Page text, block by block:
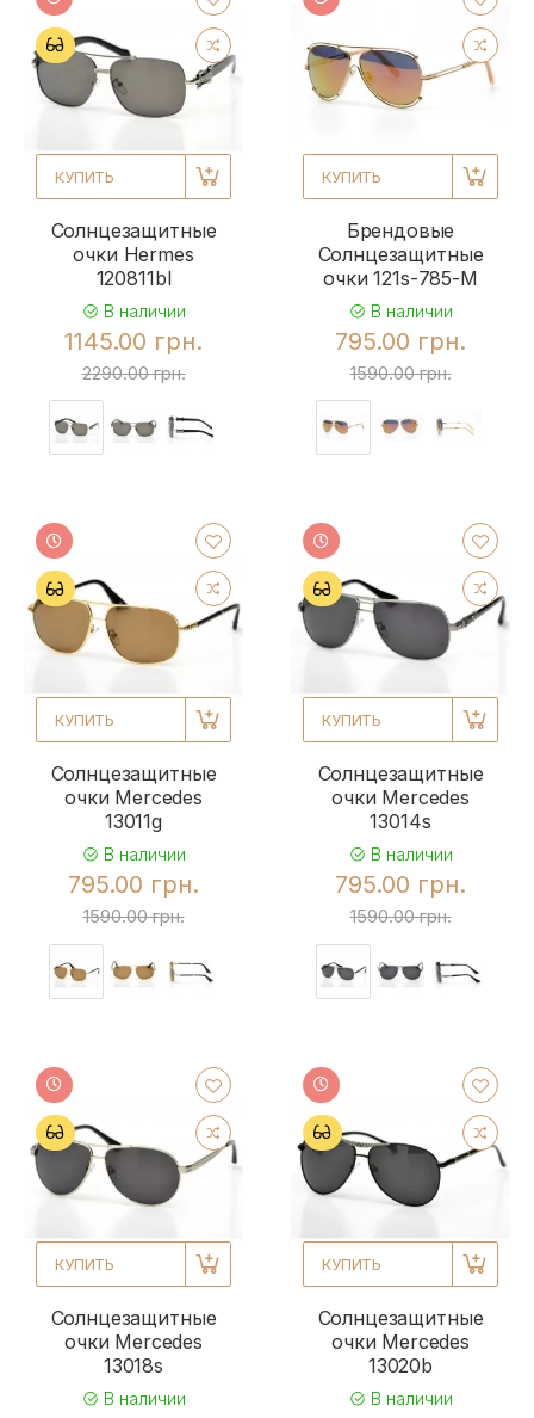
КУПИТЬ
Солнцезащитные
очки Hermes
120811bl
В наличии
1145.00 грн.
2290.00 грн.
КУПИТЬ
Брендовые
Солнцезащитные
очки 121s-785-M
В наличии
795.00 грн.
1590.00 грн.
КУПИТЬ
Солнцезащитные
очки Mercedes
13011g
В наличии
795.00 грн.
1590.00 грн.
КУПИТЬ
Солнцезащитные
очки Mercedes
13014s
В наличии
795.00 грн.
1590.00 грн.
КУПИТЬ
Солнцезащитные
очки Mercedes
13018s
В наличии
КУПИТЬ
Солнцезащитные
очки Mercedes
13020b
В наличии